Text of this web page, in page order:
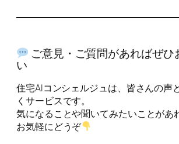
ご意見・ご質問があればぜひ
い
住宅AIコンシェルジュは、皆さんの声
くサービスです。
気になることや聞いてみたいことがあ
お気軽にどうぞ